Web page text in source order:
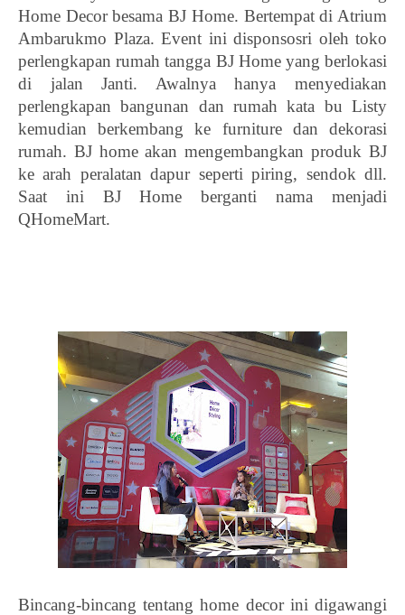
Home Decor besama BJ Home. Bertempat di Atrium
Ambarukmo Plaza. Event ini disponsosri oleh toko
perlengkapan rumah tangga BJ Home yang berlokasi
di jalan Janti. Awalnya hanya menyediakan
perlengkapan bangunan dan rumah kata bu Listy
kemudian berkembang ke furniture dan dekorasi
rumah. BJ home akan mengembangkan produk BJ
ke arah peralatan dapur seperti piring, sendok dll.
Saat ini BJ Home berganti nama menjadi
QHomeMart.
Bincang-bincang tentang home decor ini digawangi